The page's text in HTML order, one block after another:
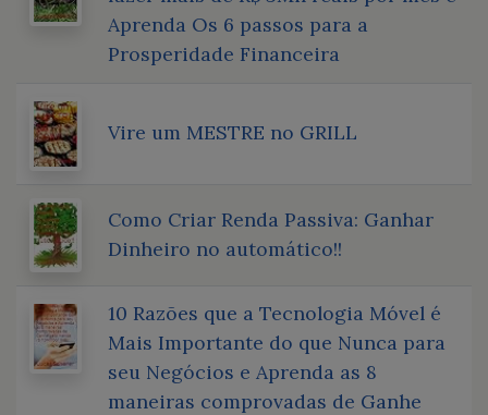
Aprenda Os 6 passos para a
Prosperidade Financeira
Vire um MESTRE no GRILL
Como Criar Renda Passiva: Ganhar
Dinheiro no automático!!
10 Razões que a Tecnologia Móvel é
Mais Importante do que Nunca para
seu Negócios e Aprenda as 8
maneiras comprovadas de Ganhe